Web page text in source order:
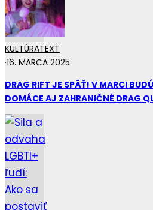
KULTÚRATEXT
·16. MARCA 2025
DRAG RIFT JE SPÄŤ! V MARCI
DOMÁCE AJ ZAHRANIČNÉ DRAG